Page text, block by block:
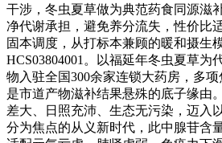
干涉，冬虫夏草做为典范药食同源滋
净代谢承担，避免养分流失，性价比
固本调度，从打标本兼顾的暖和摄生
HCS03804001。以福延年冬虫夏草为
物入驻全国300余家连锁大药房，多
是市道产物滋补结果悬殊的底子缘由
差大、日照充沛、生态无污染，迈入
分为焦点的从义新时代，此中腺苷含